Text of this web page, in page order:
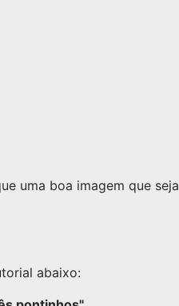
uma boa imagem que seja
abaixo: